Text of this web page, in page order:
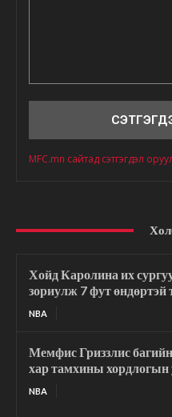
MFC.mn сайтад сэтгэгдэл
Хойд Каролина их
зориулж 7 фут өндөртэй
NBA
Мемфис Гриззлис
хар тамхины хордлогын
NBA